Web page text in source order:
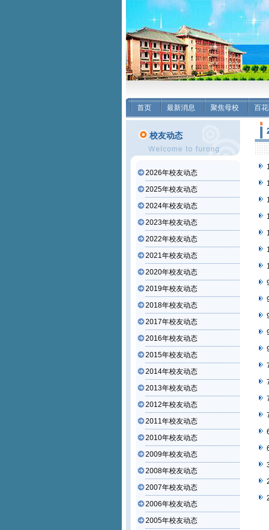
首页 最新消息 聚焦母校 百
校友动态
2026年校友动态
2025年校友动态
2024年校友动态
2023年校友动态
2022年校友动态
2021年校友动态
2020年校友动态
2019年校友动态
2018年校友动态
2017年校友动态
2016年校友动态
2015年校友动态
2014年校友动态
2013年校友动态
2012年校友动态
2011年校友动态
2010年校友动态
2009年校友动态
2008年校友动态
2007年校友动态
2006年校友动态
2005年校友动态